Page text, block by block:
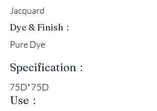
Jacquard
Dye & Finish：
Pure Dye
Specification：
75D*75D
Use：